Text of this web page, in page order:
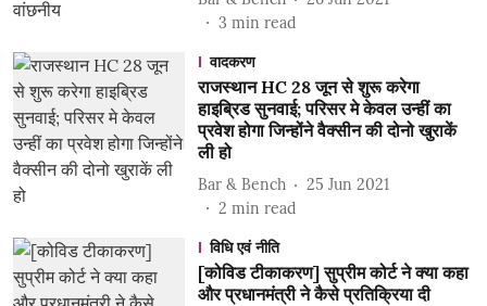
3 min read
वादकरण
राजस्थान HC 28 जून से शुरू करेगा
हाइब्रिड सुनवाई; परिसर मे केवल उन्हीं का
प्रवेश होगा जिन्होंने वैक्सीन की दोनो खुराकें
ली हो
Bar & Bench
25 Jun 2021
2 min read
विधि एवं नीति
[कोविड टीकाकरण] सुप्रीम कोर्ट ने क्या कहा
और प्रधानमंत्री ने कैसे प्रतिक्रिया दी